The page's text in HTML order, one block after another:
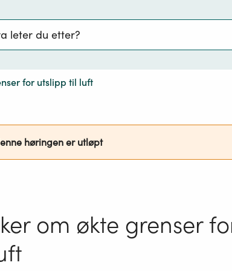
for utslipp til luft
høringen er utløpt
om økte grenser